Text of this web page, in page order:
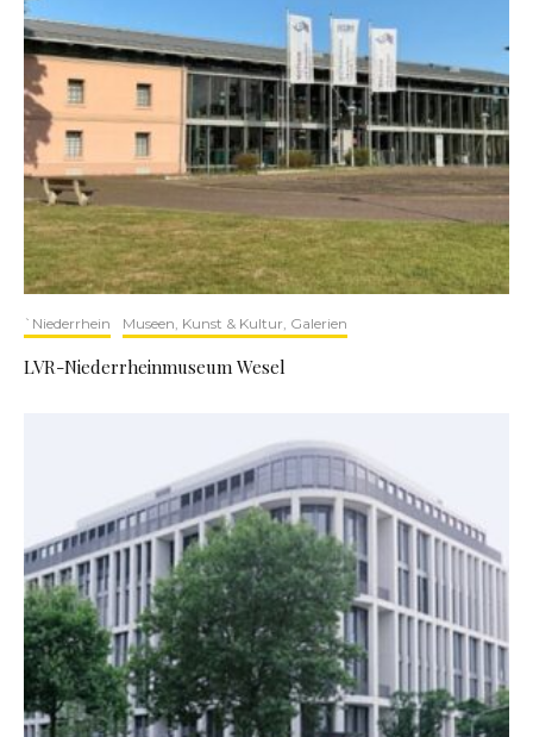
`Niederrhein Museen, Kunst & Kultur, Galerien
LVR-Niederrheinmuseum Wesel